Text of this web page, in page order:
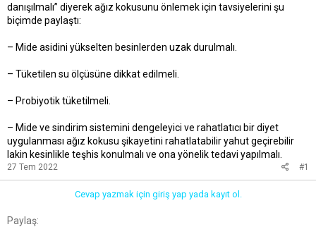
danışılmalı” diyerek ağız kokusunu önlemek için tavsiyelerini şu
biçimde paylaştı:
– Mide asidini yükselten besinlerden uzak durulmalı.
– Tüketilen su ölçüsüne dikkat edilmeli.
– Probiyotik tüketilmeli.
– Mide ve sindirim sistemini dengeleyici ve rahatlatıcı bir diyet
uygulanması ağız kokusu şikayetini rahatlatabilir yahut geçirebilir
lakin kesinlikle teşhis konulmalı ve ona yönelik tedavi yapılmalı.
27 Tem 2022 #1
Cevap yazmak için giriş yap yada kayıt ol.
Paylaş: